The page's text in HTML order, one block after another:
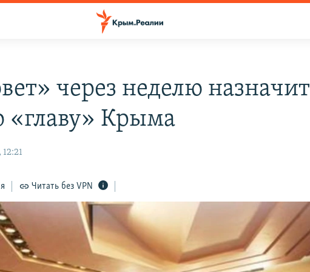
через неделю назначит
«главу» Крыма
Читать без VPN